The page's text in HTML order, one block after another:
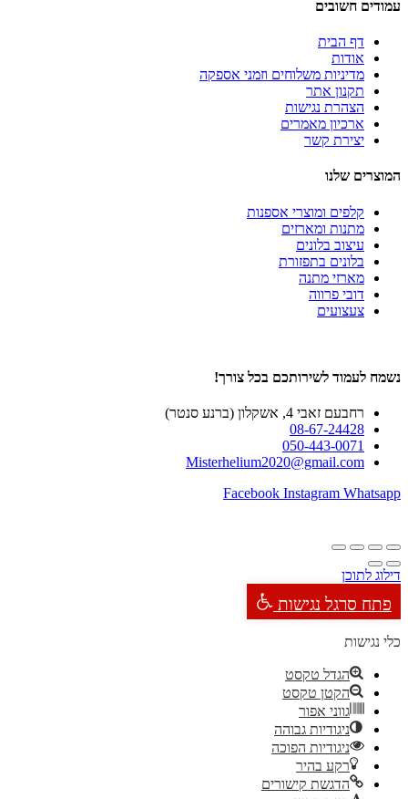
עמודים חשובים
דף הבית
אודות
מדיניות משלוחים וזמני אספקה
תקנון אתר
הצהרת נגישות
ארכיון מאמרים
יצירת קשר
המוצרים שלנו
קלפים ומוצרי אספנות
מתנות ומארזים
עיצוב בלונים
בלונים בתפזורת
מארזי מתנה
דובי פרווה
צעצועים
נשמח לעמוד לשירותכם בכל צורך!
רחבעם זאבי 4, אשקלון (ברנע סנטר)
08-67-24428
050-443-0071
Misterhelium2020@gmail.com
Facebook Instagram Whatsapp
דילוג לתוכן
פתח סרגל נגישות
כלי נגישות
הגדל טקסט
הקטן טקסט
גווני אפור
ניגודיות גבוהה
ניגודיות הפוכה
רקע בהיר
הדגשת קישורים